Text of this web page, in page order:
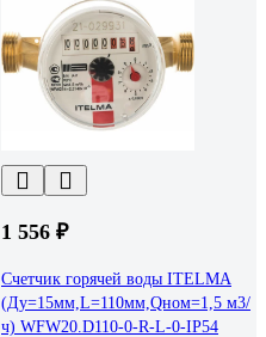
1 556 ₽
Счетчик горячей воды ITELMA
(Ду=15мм,L=110мм,Qном=1,5 м3/
ч) WFW20.D110-0-R-L-0-IP54